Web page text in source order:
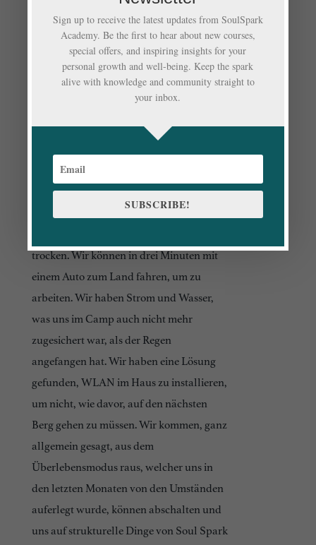
mit sehr gutem Holz gebaut und es
müssen nur wenige Reparaturen gemacht
werden, um wieder ein komfortables
Haus zu haben, mit 13 Zimmern, zwei
Bädern, einer Gemeinschaftsküche und
zwei Wohnzimmern. Es leben derzeit noch
stören nicht wirklich.
trocken. Wir können in drei Minuten mit
einem Auto zum Land fahren, um zu
arbeiten. Wir haben Strom und Wasser,
was uns im Camp auch nicht mehr
zugesichert war, als der Regen
angefangen hat. Wir haben eine Lösung
gefunden, WLAN im Haus zu installieren,
um nicht, wie davor, auf den nächsten
Berg gehen zu müssen. Wir kommen, ganz
allgemein gesagt, aus dem
Überlebensmodus raus, welcher uns in
den letzten Monaten von den Umständen
auferlegt wurde, können abschalten und
uns auf strukturelle Dinge von Soul Spark
Sign up to receive the latest updates from SoulSpark
Academy. Be the first to hear about new courses,
special offers, and inspiring insights for your
personal growth and well-being. Keep the spark
alive with knowledge and community straight to
your inbox.
SUBSCRIBE!